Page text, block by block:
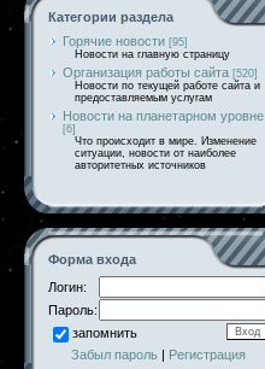
Категории раздела
Горячие новости [95]
Новости на главную страницу
Организация работы сайта [520]
Новости по текущей работе сайта и
предоставляемым услугам
Новости на планетарном уровне
[6]
Что происходит в мире. Изменение
ситуации, новости от наиболее
авторитетных источников
Форма входа
Логин:
Пароль:
запомнить
Забыл пароль | Регистрация